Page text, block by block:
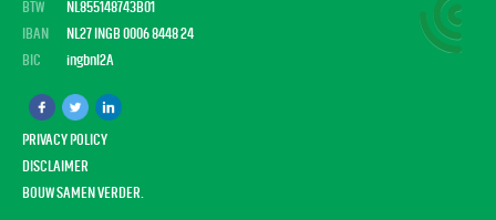
BTW
NL855148743B01
IBAN
NL27 INGB 0006 8448 24
BIC
ingbnl2A
PRIVACY POLICY
DISCLAIMER
BOUW SAMEN VERDER.